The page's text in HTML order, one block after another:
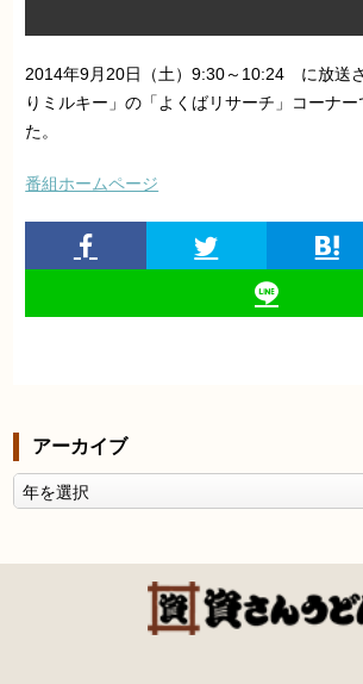
2014年9月20日（土）9:30～10:24 に放送
りミルキー」の「よくばリサーチ」コーナー
た。
番組ホームページ
アーカイブ